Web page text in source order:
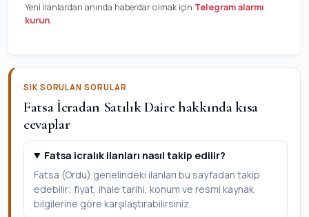
Yeni ilanlardan anında haberdar olmak için Telegram alarmı
kurun.
SIK SORULAN SORULAR
Fatsa İcradan Satılık Daire hakkında kısa
cevaplar
Fatsa icralık ilanları nasıl takip edilir?
Fatsa (Ordu) genelindeki ilanları bu sayfadan takip
edebilir; fiyat, ihale tarihi, konum ve resmi kaynak
bilgilerine göre karşılaştırabilirsiniz.